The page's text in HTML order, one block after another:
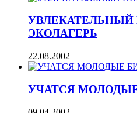
УВЛЕКАТЕЛЬНЫЙ
ЭКОЛАГЕРЬ
22.08.2002
УЧАТСЯ